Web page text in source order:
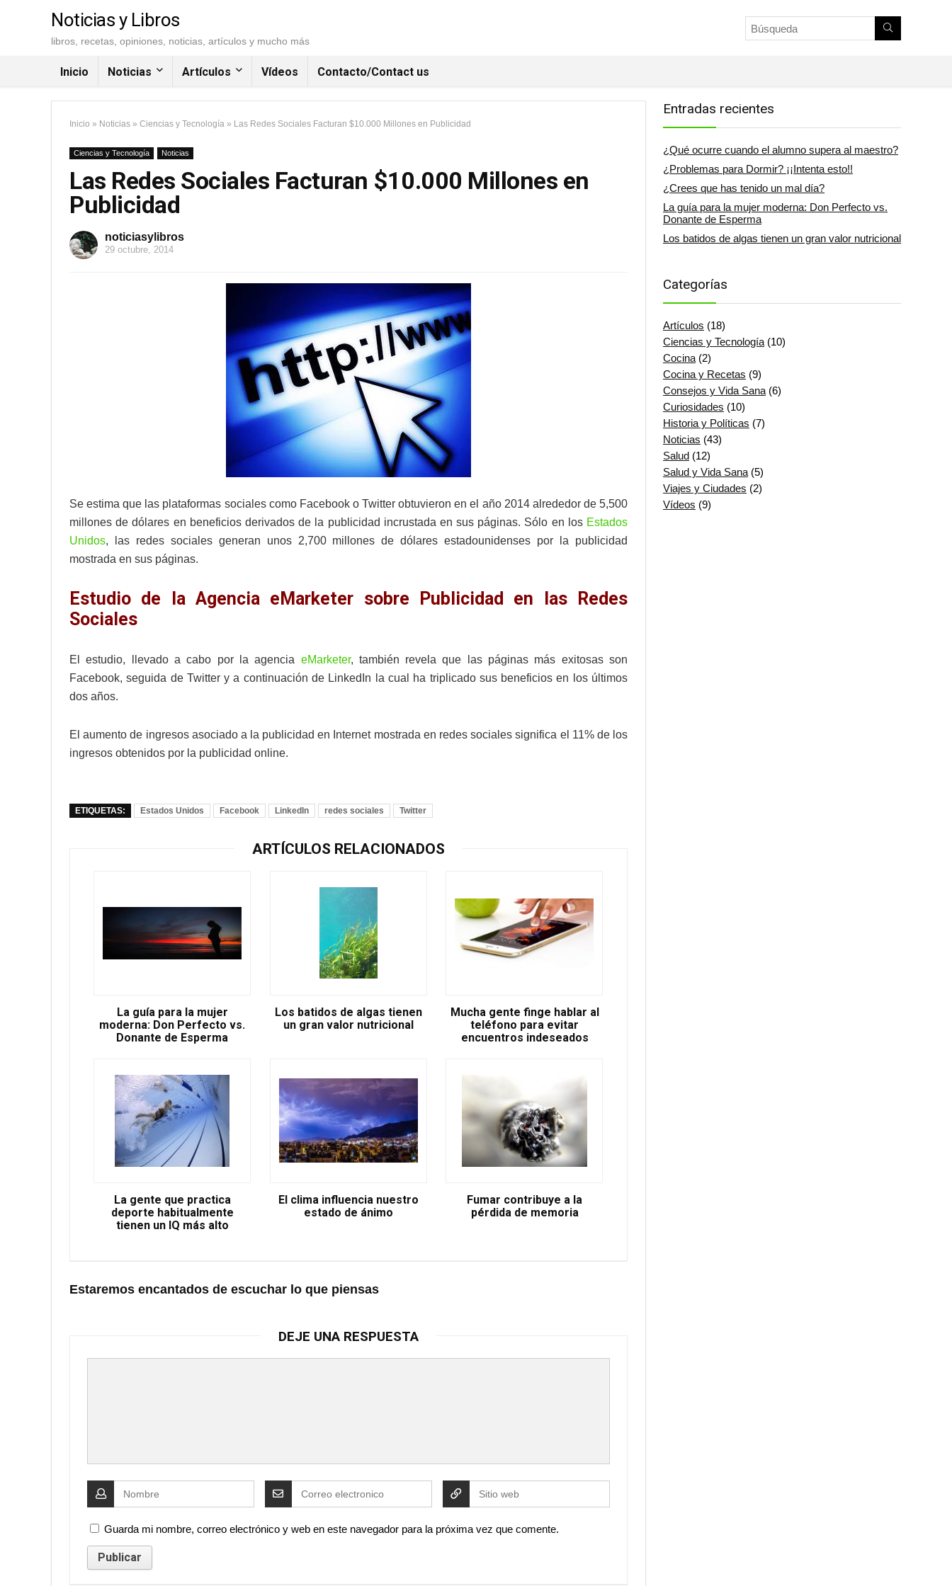
Noticias y Libros
libros, recetas, opiniones, noticias, artículos y mucho más
Inicio Noticias Artículos Vídeos Contacto/Contact us
Inicio » Noticias » Ciencias y Tecnología » Las Redes Sociales Facturan $10.000 Millones en Publicidad
Ciencias y Tecnología Noticias
Las Redes Sociales Facturan $10.000 Millones en
Publicidad
noticiasylibros
29 octubre, 2014
Se estima que las plataformas sociales como Facebook o Twitter obtuvieron en el año 2014 alrededor de 5,500
millones de dólares en beneficios derivados de la publicidad incrustada en sus páginas. Sólo en los Estados
Unidos, las redes sociales generan unos 2,700 millones de dólares estadounidenses por la publicidad
mostrada en sus páginas.
Estudio de la Agencia eMarketer sobre Publicidad en las Redes
Sociales
El estudio, llevado a cabo por la agencia eMarketer, también revela que las páginas más exitosas son
Facebook, seguida de Twitter y a continuación de LinkedIn la cual ha triplicado sus beneficios en los últimos
dos años.
El aumento de ingresos asociado a la publicidad en Internet mostrada en redes sociales significa el 11% de los
ingresos obtenidos por la publicidad online.
ETIQUETAS: Estados Unidos Facebook LinkedIn redes sociales Twitter
ARTÍCULOS RELACIONADOS
La guía para la mujer
moderna: Don Perfecto vs.
Donante de Esperma
Los batidos de algas tienen
un gran valor nutricional
Mucha gente finge hablar al
teléfono para evitar
encuentros indeseados
La gente que practica
deporte habitualmente
tienen un IQ más alto
El clima influencia nuestro
estado de ánimo
Fumar contribuye a la
pérdida de memoria
Estaremos encantados de escuchar lo que piensas
DEJE UNA RESPUESTA
Guarda mi nombre, correo electrónico y web en este navegador para la próxima vez que comente.
Entradas recientes
¿Qué ocurre cuando el alumno supera al maestro?
¿Problemas para Dormir? ¡¡Intenta esto!!
¿Crees que has tenido un mal día?
La guía para la mujer moderna: Don Perfecto vs.
Donante de Esperma
Los batidos de algas tienen un gran valor nutricional
Categorías
Artículos (18)
Ciencias y Tecnología (10)
Cocina (2)
Cocina y Recetas (9)
Consejos y Vida Sana (6)
Curiosidades (10)
Historia y Políticas (7)
Noticias (43)
Salud (12)
Salud y Vida Sana (5)
Viajes y Ciudades (2)
Vídeos (9)